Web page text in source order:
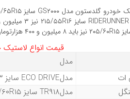
قیمت انواع لاستیک
مدل
ات
مدلECO DRIVE سایز ۱۶۵/۶۵R۱۳
مدلTR۹۱۸ سایز ۲۰۵/۶۰R۱۵